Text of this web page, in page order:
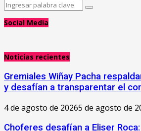
Search
Search
Social Media
Noticias recientes
Gremiales Wiñay Pacha
y desafían a transparentar el
4 de agosto de 20265 de agosto de
Choferes desafían a Eliser